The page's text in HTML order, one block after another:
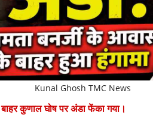
Kunal Ghosh TMC News
कुणाल घोष पर अंडा फेंका गया।